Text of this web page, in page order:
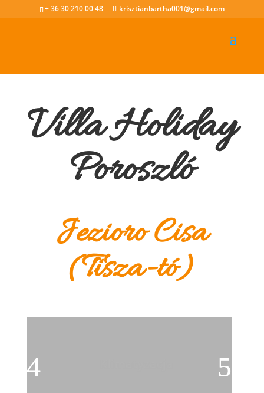
+ 36 30 210 00 48 krisztianbartha001@gmail.com
Villa Holiday
Poroszló
Jezioro Cisa
(Tisza-tó)